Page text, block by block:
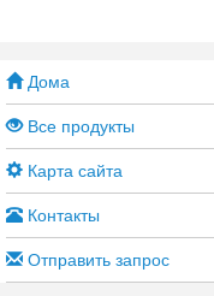
Дома
Все продукты
Карта сайта
Контакты
Отправить запрос